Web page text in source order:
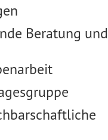
Beratung und